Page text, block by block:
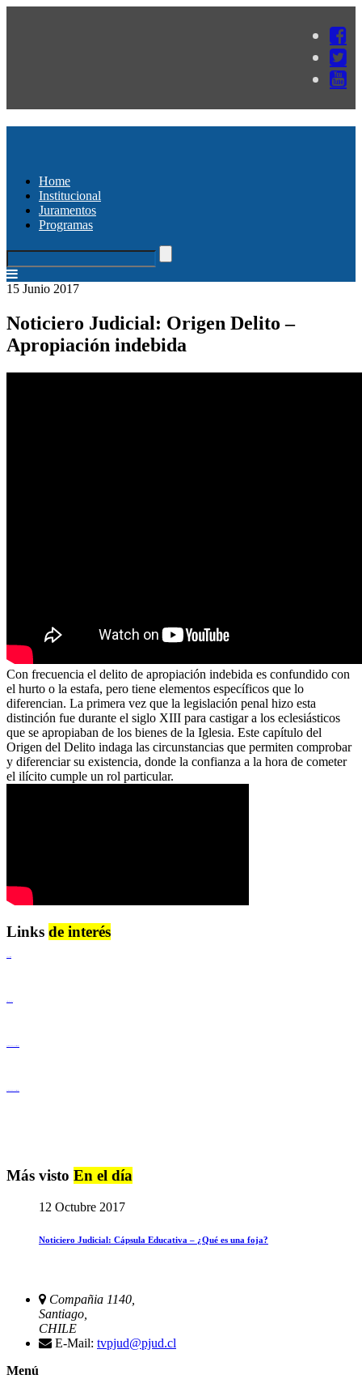
Home
Institucional
Juramentos
Programas
15 Junio 2017
Noticiero Judicial: Origen Delito –
Apropiación indebida
Con frecuencia el delito de apropiación indebida es confundido con
el hurto o la estafa, pero tiene elementos específicos que lo
diferencian. La primera vez que la legislación penal hizo esta
distinción fue durante el siglo XIII para castigar a los eclesiásticos
que se apropiaban de los bienes de la Iglesia. Este capítulo del
Origen del Delito indaga las circunstancias que permiten comprobar
y diferenciar su existencia, donde la confianza a la hora de cometer
el ilícito cumple un rol particular.
Links de interés
Más visto En el día
12 Octubre 2017
Noticiero Judicial: Cápsula Educativa – ¿Qué es una foja?
Compañia 1140,
Santiago,
CHILE
E-Mail: tvpjud@pjud.cl
Menú